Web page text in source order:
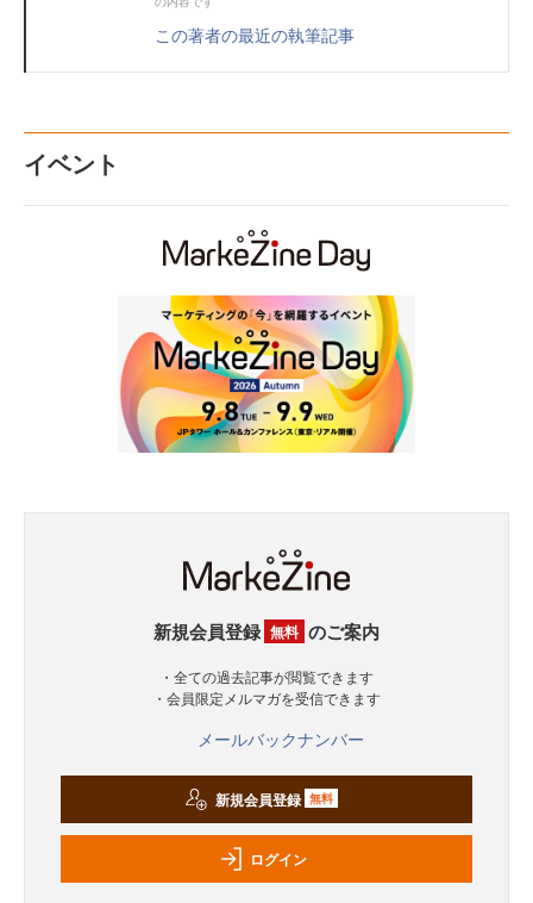
この著者の最近の執筆記事
イベント
新規会員登録 無料 のご案内
・全ての過去記事が閲覧できます
・会員限定メルマガを受信できます
メールバックナンバー
新規会員登録 無料
ログイン